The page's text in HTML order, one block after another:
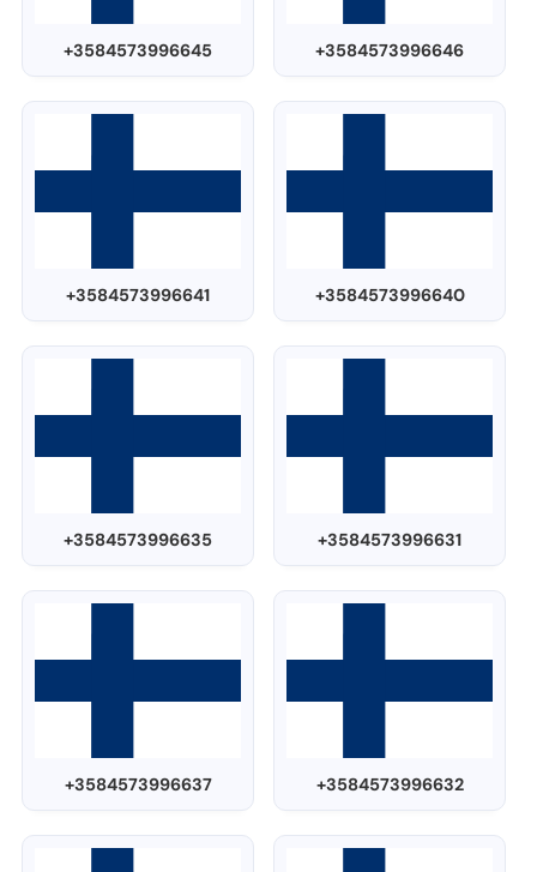
+3584573996645 +3584573996646
+3584573996641 +3584573996640
+3584573996635 +3584573996631
+3584573996637 +3584573996632